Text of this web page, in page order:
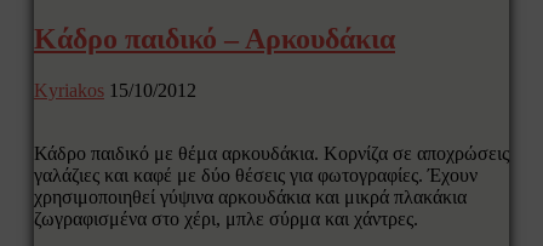
Κάδρο παιδικό – Αρκουδάκια
Kyriakos 15/10/2012
Κάδρο παιδικό με θέμα αρκουδάκια. Κορνίζα σε αποχρώσεις
γαλάζιες και καφέ με δύο θέσεις για φωτογραφίες. Έχουν
χρησιμοποιηθεί γύψινα αρκουδάκια και μικρά πλακάκια
ζωγραφισμένα στο χέρι, μπλε σύρμα και χάντρες.